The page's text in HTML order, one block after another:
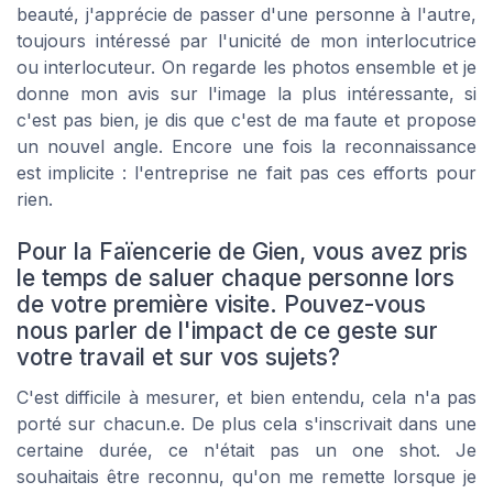
beauté, j'apprécie de passer d'une personne à l'autre,
toujours intéressé par l'unicité de mon interlocutrice
ou interlocuteur. On regarde les photos ensemble et je
donne mon avis sur l'image la plus intéressante, si
c'est pas bien, je dis que c'est de ma faute et propose
un nouvel angle. Encore une fois la reconnaissance
est implicite : l'entreprise ne fait pas ces efforts pour
rien.
Pour la Faïencerie de Gien, vous avez pris
le temps de saluer chaque personne lors
de votre première visite. Pouvez-vous
nous parler de l'impact de ce geste sur
votre travail et sur vos sujets?
C'est difficile à mesurer, et bien entendu, cela n'a pas
porté sur chacun.e. De plus cela s'inscrivait dans une
certaine durée, ce n'était pas un one shot. Je
souhaitais être reconnu, qu'on me remette lorsque je